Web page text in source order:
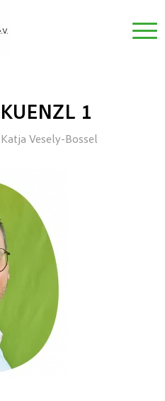
1
Katja Vesely-Bossel